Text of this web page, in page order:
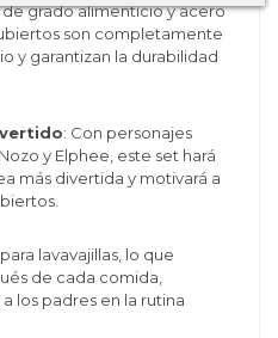
grado alimenticio y acero
son completamente
y garantizan la durabilidad
: Con personajes
y Elphee, este set hará
más divertida y motivará a
lavavajillas, lo que
de cada comida,
los padres en la rutina